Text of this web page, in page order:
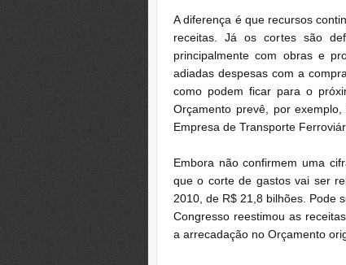
A diferença é que recursos
receitas. Já os cortes são
principalmente com obras e
adiadas despesas com a
como podem ficar para o
Orçamento prevê, por
Empresa de Transporte
Embora não confirmem uma
que o corte de gastos vai ser
2010, de R$ 21,8 bilhões. Pode
Congresso reestimou as
a arrecadação no Orçamento